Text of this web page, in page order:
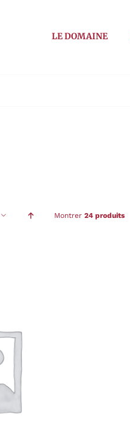
LE DOMAINE
Montrer 24 produits